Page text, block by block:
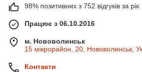
98% позитивних з 752 відгуків за рік
Працює з 06.10.2016
м. Нововолинськ
15 мікрорайон, 20, Нововолинськ,
Контакти